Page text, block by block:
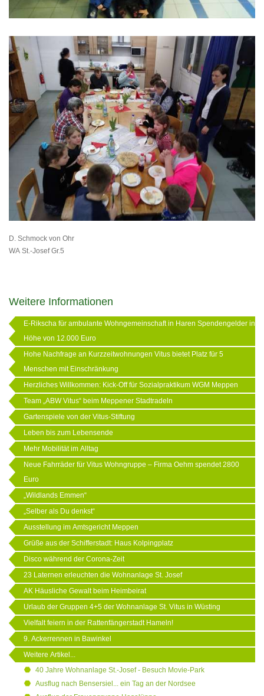
D. Schmock von Ohr
WA St.-Josef Gr.5
Weitere Informationen
E-Rikscha für ambulante Wohngemeinschaft in Haren Spendengelder in
Höhe von 12.000 Euro
Hohe Nachfrage an Kurzzeitwohnungen Vitus bietet Platz für 5
Menschen mit Einschränkung
Herzliches Willkommen: Kick-Off für Sozialpraktikum WGM Meppen
Team „ABW Vitus“ beim Meppener Stadtradeln
Gartenspiele von der Vitus-Stiftung
Leben bis zum Lebensende
Mehr Mobilität im Alltag
Neue Fahrräder für Vitus Wohngruppe – Firma Oehm spendet 2800
Euro
„Wildlands Emmen“
„Selber als Du denkst“
Ausstellung im Amtsgericht Meppen
Grüße aus der Schifferstadt: Haus Kolpingplatz
Disco während der Corona-Zeit
23 Laternen erleuchten die Wohnanlage St. Josef
AK Häusliche Gewalt beim Heimbeirat
Urlaub der Gruppen 4+5 der Wohnanlage St. Vitus in Wüsting
Vielfalt feiern in der Rattenfängerstadt Hameln!
9. Ackerrennen in Bawinkel
Weitere Artikel...
40 Jahre Wohnanlage St.-Josef - Besuch Movie-Park
Ausflug nach Bensersiel... ein Tag an der Nordsee